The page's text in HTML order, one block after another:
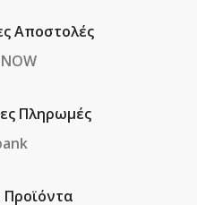
Αποστολές
Πληρωμές
Προϊόντα